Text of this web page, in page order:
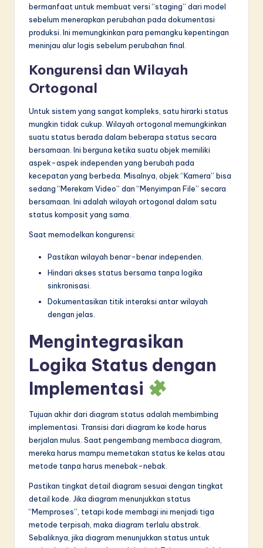
bermanfaat untuk membuat versi “staging” dari model
sebelum menerapkan perubahan pada dokumentasi
produksi. Ini memungkinkan para pemangku kepentingan
meninjau alur logis sebelum perubahan final.
Kongurensi dan Wilayah
Ortogonal
Untuk sistem yang sangat kompleks, satu hirarki status
mungkin tidak cukup. Wilayah ortogonal memungkinkan
suatu status berada dalam beberapa status secara
bersamaan. Ini berguna ketika suatu objek memiliki
aspek-aspek independen yang berubah pada
kecepatan yang berbeda. Misalnya, objek “Kamera” bisa
sedang “Merekam Video” dan “Menyimpan File” secara
bersamaan. Ini adalah wilayah ortogonal dalam satu
status komposit yang sama.
Saat memodelkan kongurensi:
Pastikan wilayah benar-benar independen.
Hindari akses status bersama tanpa logika
sinkronisasi.
Dokumentasikan titik interaksi antar wilayah
dengan jelas.
Mengintegrasikan
Logika Status dengan
Implementasi
Tujuan akhir dari diagram status adalah membimbing
implementasi. Transisi dari diagram ke kode harus
berjalan mulus. Saat pengembang membaca diagram,
mereka harus mampu memetakan status ke kelas atau
metode tanpa harus menebak-nebak.
Pastikan tingkat detail diagram sesuai dengan tingkat
detail kode. Jika diagram menunjukkan status
“Memproses”, tetapi kode membagi ini menjadi tiga
metode terpisah, maka diagram terlalu abstrak.
Sebaliknya, jika diagram menunjukkan status untuk